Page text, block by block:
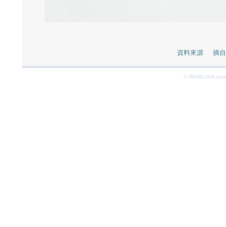
資料來源 摘自
©